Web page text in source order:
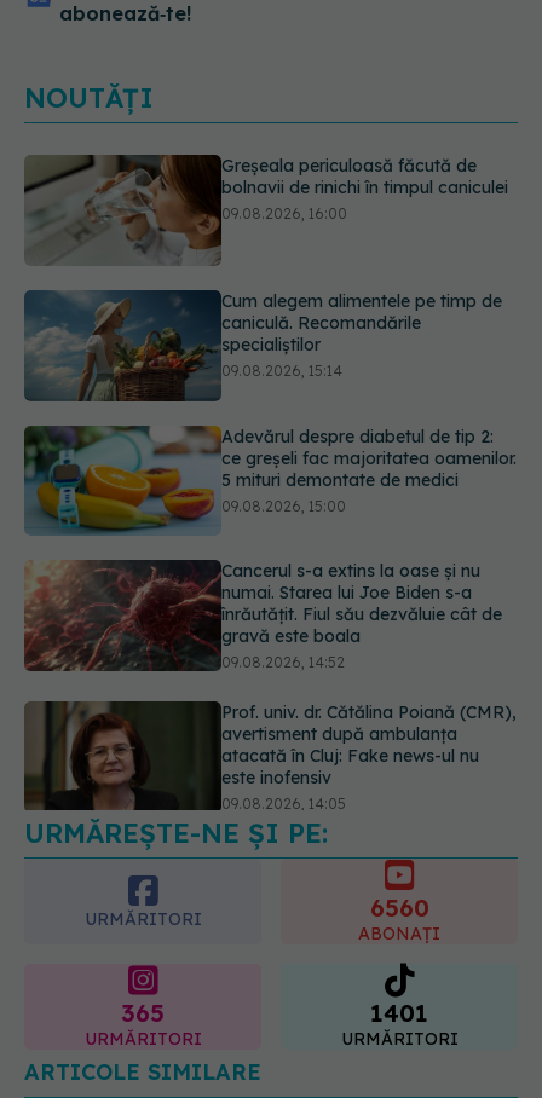
abonează‑te!
NOUTĂȚI
Cum alegem alimentele pe timp de
caniculă. Recomandările
specialiștilor
Adevărul despre diabetul de tip 2:
ce greșeli fac majoritatea oamenilor.
5 mituri demontate de medici
Cancerul s-a extins la oase și nu
numai. Starea lui Joe Biden s-a
înrăutățit. Fiul său dezvăluie cât de
gravă este boala
Prof. univ. dr. Cătălina Poiană (CMR),
avertisment după ambulanța
atacată în Cluj: Fake news-ul nu
este inofensiv
Greșeala periculoasă făcută de
bolnavii de rinichi în timpul caniculei
09.08.2026, 16:00
URMĂREȘTE-NE ȘI PE:
URMĂRITORI 6560
ABONAȚI
365
URMĂRITORI
1401
URMĂRITORI
ARTICOLE SIMILARE